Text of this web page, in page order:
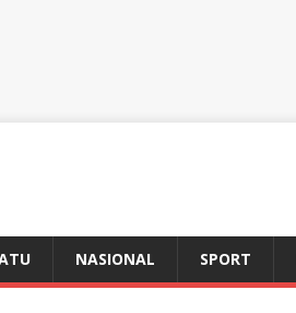
NASIONAL SPORT